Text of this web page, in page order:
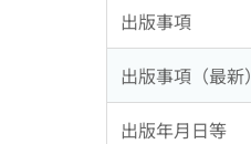
出版事項
出版事項（最新）
出版年月日等